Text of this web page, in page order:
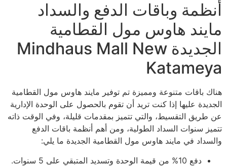
أنظمة وباقات الدفع والسداد
مايند هاوس مول القطامية
الجديدة Mindhaus Mall New
Katameya
هناك باقات متنوعة ومميزة تم توفير مايند هاوس مول القطامية
الجديدة عليها إذا كنت تريد أن تقوم بالحصول على الوحدة الإدارية
عن طريق التقسيط، والتي تتميز بمقدمات قليلة، وفي الوقت ذاته
تتميز سنوات السداد الطولية، ومن أهم أنظمة باقات الدفع
والسداد في مايند هاوس مول القطامية الجديدة ما يلي:
دفع 10% من قيمة الوحدة وتسديد المتبقي على 5 سنوات.